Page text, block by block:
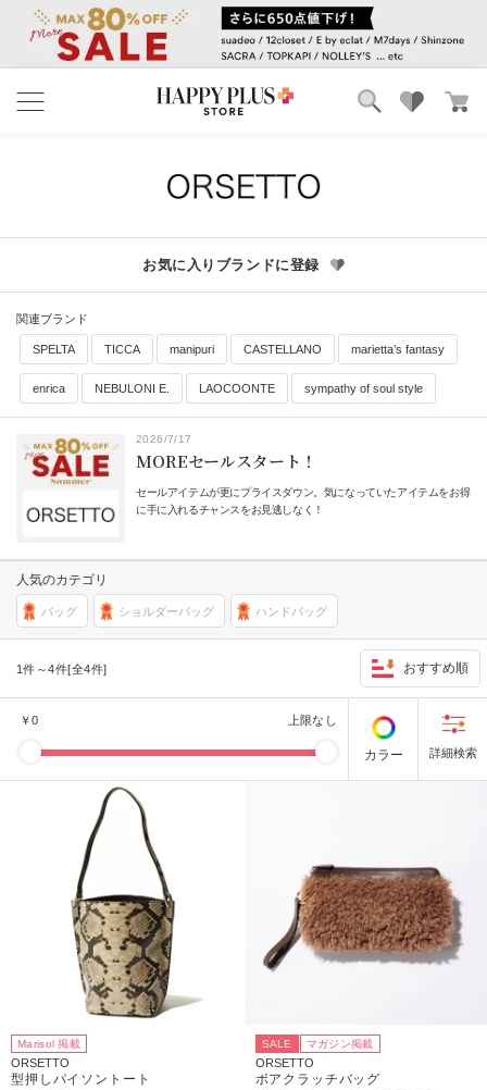
お気に入り
お気に入りブランドに登録
関連ブランド
SPELTA TICCA manipuri CASTELLANO marietta’s fantasy
enrica NEBULONI E. LAOCOONTE sympathy of soul style
2026/7/17
MOREセールスタート！
セールアイテムが更にプライスダウン。気になっていたアイテムをお得
に手に入れるチャンスをお見逃しなく！
人気のカテゴリ
バッグ ショルダーバッグ ハンドバッグ
1件～4件[全4件] おすすめ順
￥0 上限なし
カラー
Marisol 掲載
ORSETTO
型押しパイソントート
SALE マガジン掲載
ORSETTO
ボアクラッチバッグ